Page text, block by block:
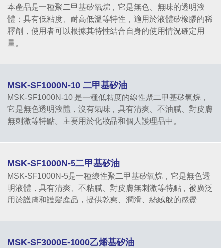
本產品是一種聚二甲基矽氧烷，它是無色、無味的透明液
體；具有低粘度、耐高低溫等特性，適用於液體矽橡膠的稀
釋劑，使用者可以根據其特性結合自身的使用情況確定用
量。
MSK-SF1000N-10 二甲基矽油
MSK-SF1000N-10 是一種低粘度的線性聚二甲基矽氧烷，
它是無色透明液體，沒有氣味，具有清爽、不油膩、對皮膚
無刺激等特點。主要用於化妝品和個人護理品中。
MSK-SF1000N-5二甲基矽油
MSK-SF1000N-5是一種線性聚二甲基矽氧烷，它是無色透
明液體，具有清爽、不粘膩、對皮膚無刺激等特點，被廣泛
用於護膚和護髮產品，提供乾爽、潤滑、絲絨般的感覺
MSK-SF3000E-1000乙烯基矽油